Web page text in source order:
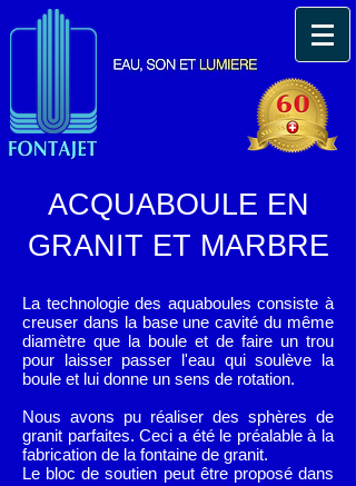
ACQUABOULE EN
GRANIT ET MARBRE
La technologie des aquaboules consiste à
creuser dans la base une cavité du même
diamètre que la boule et de faire un trou
pour laisser passer l'eau qui soulève la
boule et lui donne un sens de rotation.
Nous avons pu réaliser des sphères de
granit parfaites. Ceci a été le préalable à la
fabrication de la fontaine de granit.
Le bloc de soutien peut être proposé dans